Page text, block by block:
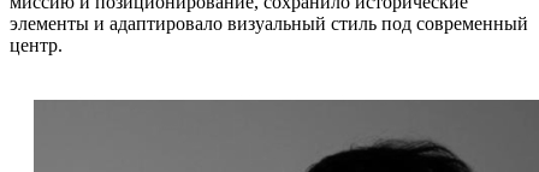
элементы и адаптировало визуальный стиль под современный
центр.